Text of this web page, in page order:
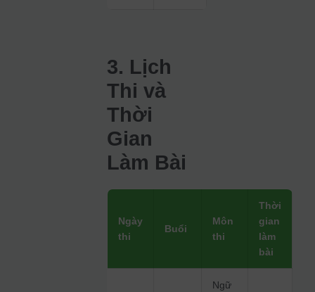
3. Lịch
Thi và
Thời
Gian
Làm Bài
Ngày
thi
Buổi
Môn
thi
Thời
gian
làm
bài
Ngữ